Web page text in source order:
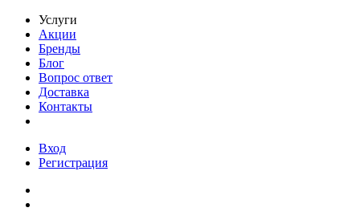
Услуги
Акции
Бренды
Блог
Вопрос ответ
Доставка
Контакты
Вход
Регистрация